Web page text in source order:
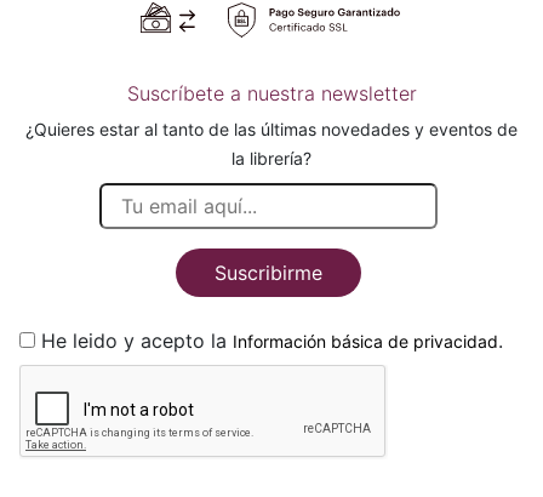
Suscríbete a nuestra newsletter
¿Quieres estar al tanto de las últimas novedades y eventos de
la librería?
Suscribirme
He leido y acepto la Información básica de privacidad.